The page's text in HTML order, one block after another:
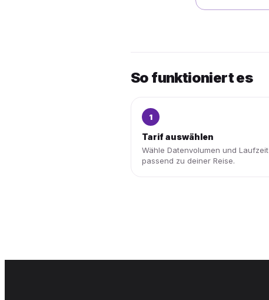
So funktioniert es
1
Tarif auswählen
Wähle Datenvolumen und Laufzeit
passend zu deiner Reise.